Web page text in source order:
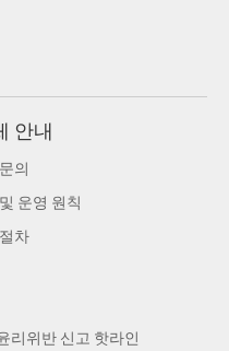
안내
의
운영 원칙
차
리위반 신고 핫라인